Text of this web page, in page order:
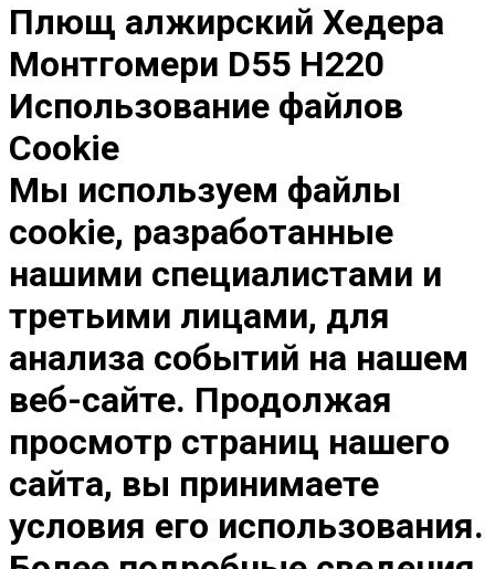
Плющ алжирский Хедера
Монтгомери D55 H220
Использование файлов
Cookie
Мы используем файлы
cookie, разработанные
нашими специалистами и
третьими лицами, для
анализа событий на нашем
веб-сайте. Продолжая
просмотр страниц нашего
сайта, вы принимаете
условия его использования.